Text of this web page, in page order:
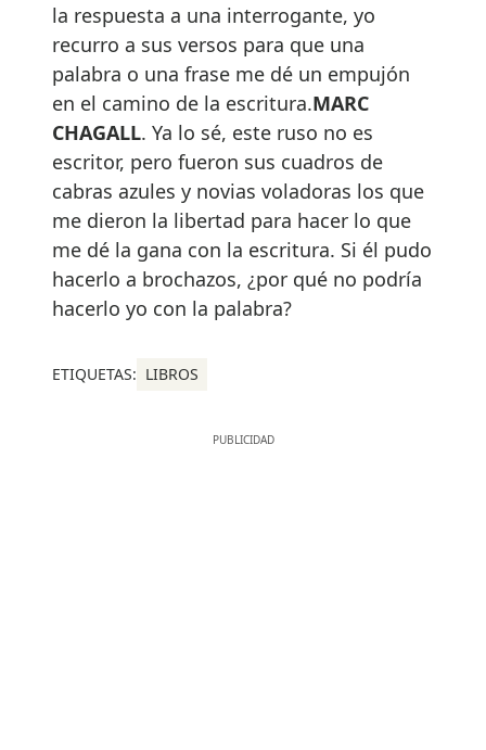
la respuesta a una interrogante, yo
recurro a sus versos para que una
palabra o una frase me dé un empujón
en el camino de la escritura.MARC
CHAGALL. Ya lo sé, este ruso no es
escritor, pero fueron sus cuadros de
cabras azules y novias voladoras los que
me dieron la libertad para hacer lo que
me dé la gana con la escritura. Si él pudo
hacerlo a brochazos, ¿por qué no podría
hacerlo yo con la palabra?
ETIQUETAS: LIBROS